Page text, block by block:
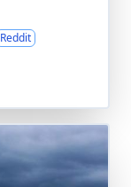
Reddit